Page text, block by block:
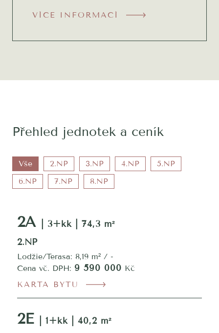
VÍCE INFORMACÍ
Přehled jednotek a ceník
Vše 2.NP 3.NP 4.NP
5.NP
6.NP
7.NP 8.NP
2A
| 3+kk | 74,3 m²
2.NP
Lodžie/Terasa: 8,19 m² / -
Cena vč. DPH: 9 590 000 Kč
KARTA BYTU
2E
| 1+kk | 40,2 m²